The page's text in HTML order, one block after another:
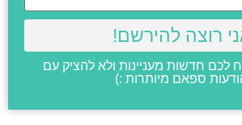
רוצה להירשם!
לכם חדשות מעניינות ולא להציק עם
ספאם מיותרות :)